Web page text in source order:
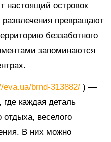
настоящий островок
превращают
беззаботного
запоминаются
eva.ua/brnd-313882/ ) —
каждая деталь
отдыха, веселого
В них можно